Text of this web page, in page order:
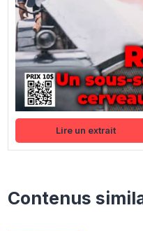
Lire un extrait
Contenus